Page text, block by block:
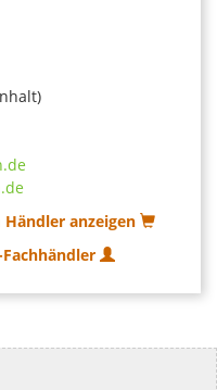
anzeigen